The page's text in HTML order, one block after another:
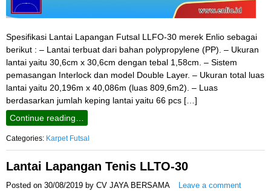
Spesifikasi Lantai Lapangan Futsal LLFO-30 merek Enlio sebagai
berikut : – Lantai terbuat dari bahan polypropylene (PP). – Ukuran
lantai yaitu 30,6cm x 30,6cm dengan tebal 1,58cm. – Sistem
pemasangan Interlock dan model Double Layer. – Ukuran total luas
lantai yaitu 20,196m x 40,086m (luas 809,6m2). – Luas
berdasarkan jumlah keping lantai yaitu 66 pcs […]
Continue reading…
Categories: Karpet Futsal
Lantai Lapangan Tenis LLTO-30
Posted on 30/08/2019 by CV JAYA BERSAMA Leave a comment